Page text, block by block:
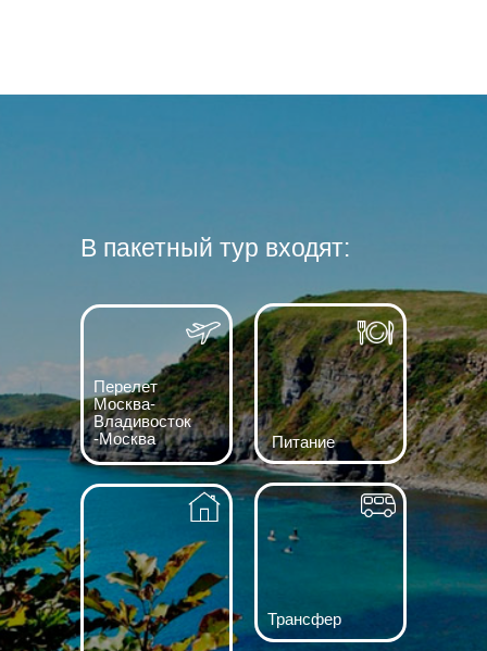
В пакетный тур входят:
Перелет
Москва-
Владивосток
-Москва
Питание
Трансфер